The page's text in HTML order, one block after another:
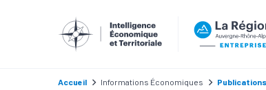
Accueil Informations Économiques Publications